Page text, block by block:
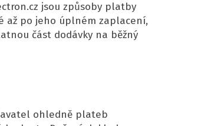
jsou způsoby platby
až po jeho úplném zaplacení,
část dodávky na běžný
ohledně plateb